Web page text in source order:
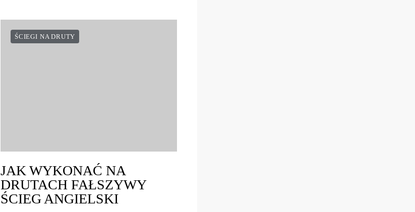
ŚCIEGI NA DRUTY
JAK WYKONAĆ NA
DRUTACH FAŁSZYWY
ŚCIEG ANGIELSKI